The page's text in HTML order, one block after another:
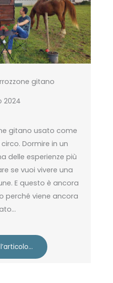
gitano
2024
gitano usato come
Dormire in un
delle esperienze più
se vuoi vivere una
E questo è ancora
perché viene ancora